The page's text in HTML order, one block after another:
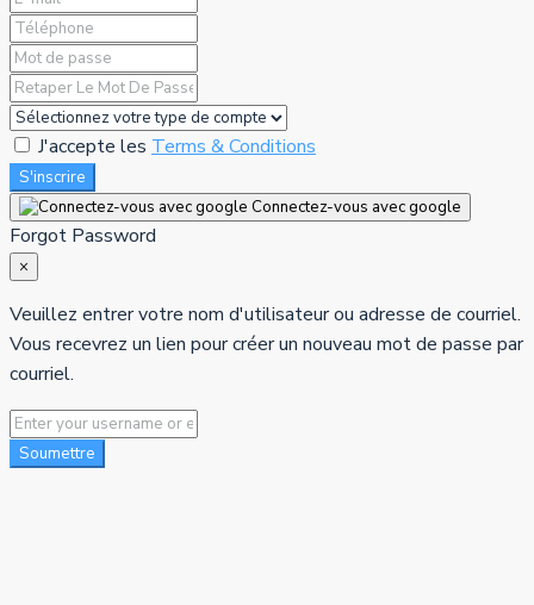
J'accepte les Terms & Conditions
S'inscrire
Connectez-vous avec google
Forgot Password
×
Veuillez entrer votre nom d'utilisateur ou adresse de courriel.
Vous recevrez un lien pour créer un nouveau mot de passe par
courriel.
Soumettre